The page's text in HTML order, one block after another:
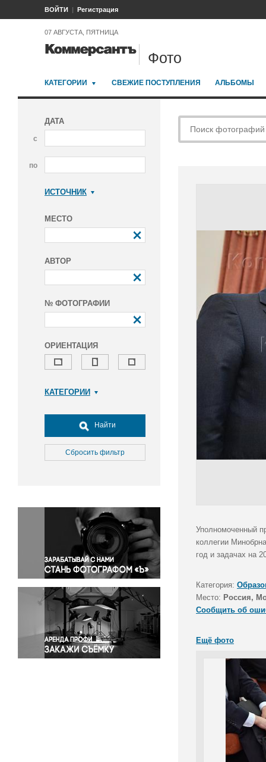
ВОЙТИ Регистрация
07 АВГУСТА, ПЯТНИЦА
Фото
КАТЕГОРИИ СВЕЖИЕ ПОСТУПЛЕНИЯ АЛЬБОМЫ
ДАТА
с
по
ИСТОЧНИК
МЕСТО
АВТОР
№ ФОТОГРАФИИ
ОРИЕНТАЦИЯ
КАТЕГОРИИ
Досуг, туризм и отдых
Культура
Медицина
Окружающая среда
Политика
Правосудие
Происшествия и конфликты
Религия
Светская жизнь
Спорт
Экология
Экономика и бизнес
Найти
Сбросить фильтр
Уполномоченный
коллегии
год и задачах на
Категория:
Место: Россия,
Сообщить об
Ещё фото